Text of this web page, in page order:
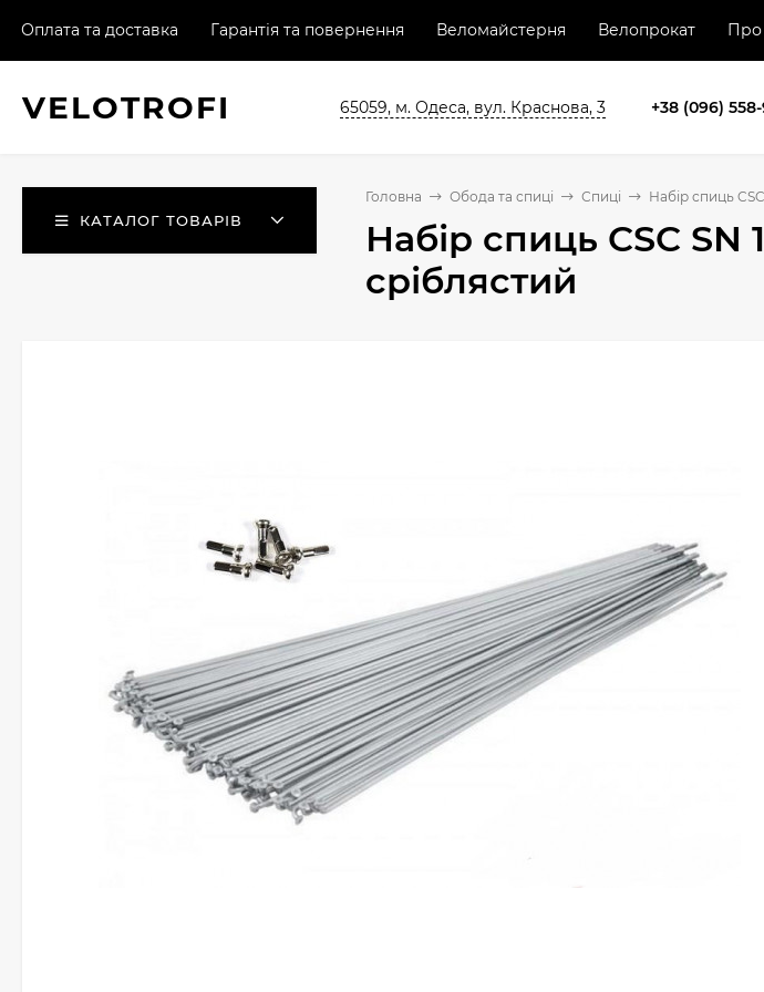
Оплата та доставка Гарантія та повернення Веломайстерня Велопрокат Про
VELOTROFI 65059, м. Одеса, вул. Краснова, 3 +38 (096)
КАТАЛОГ ТОВАРІВ
Головна Обода та спиці Спиці Набір спиць
Набір спиць CSC SN
сріблястий